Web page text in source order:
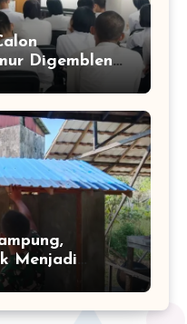
Digembleng
oleh TNI
Menjadi
Sanitasi di